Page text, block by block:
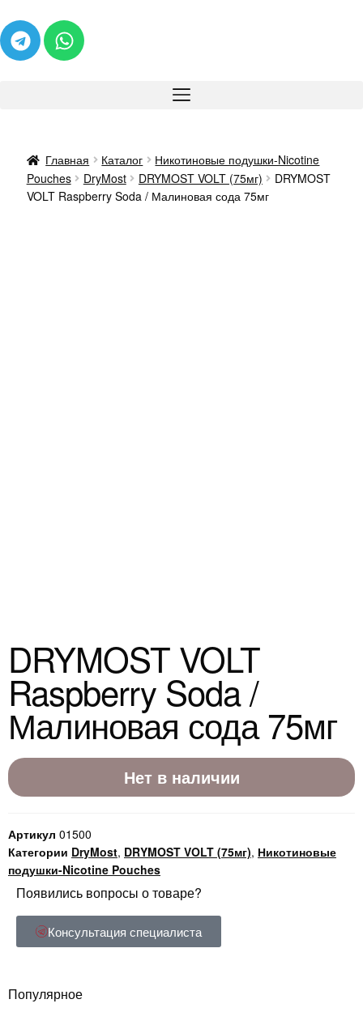
Главная Каталог
Никотиновые подушки-Nicotine
Pouches
DryMost DRYMOST VOLT (75мг)
DRYMOST
VOLT Raspberry Soda / Малиновая сода 75мг
DRYMOST VOLT
Raspberry Soda /
Малиновая сода 75мг
Нет в наличии
Артикул 01500
Категории DryMost, DRYMOST VOLT (75мг), Никотиновые
подушки-Nicotine Pouches
Появились вопросы о товаре?
Консультация специалиста
Популярное